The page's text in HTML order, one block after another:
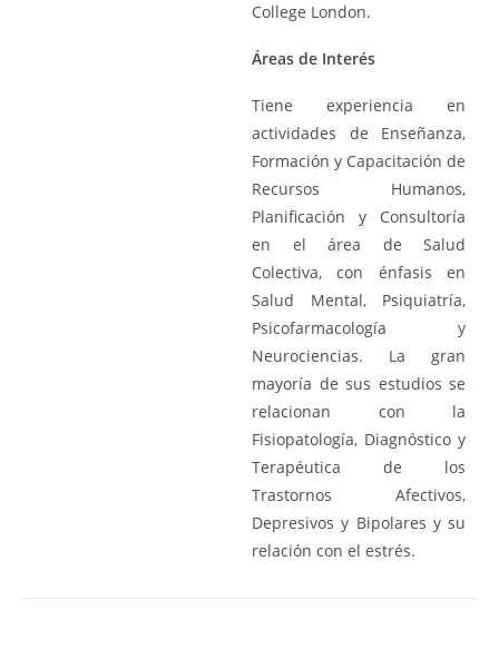
College London.
Áreas de Interés
Tiene experiencia en
actividades de Enseñanza,
Formación y Capacitación de
Recursos Humanos,
Planificación y Consultoría
en el área de Salud
Colectiva, con énfasis en
Salud Mental, Psiquiatría,
Psicofarmacología y
Neurociencias. La gran
mayoría de sus estudios se
relacionan con la
Fisiopatología, Diagnóstico y
Terapéutica de los
Trastornos Afectivos,
Depresivos y Bipolares y su
relación con el estrés.